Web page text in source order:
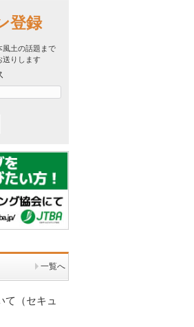
登録
風土の話題まで
送りします
一覧へ
て（セキュ